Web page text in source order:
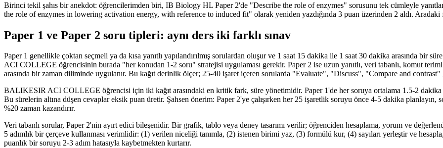
Birinci tekil şahıs bir anekdot: öğrencilerimden biri, IB Biology HL Paper 2'de "Describe the role of enzymes" sorusunu tek cümleyle
the role of enzymes in lowering activation energy, with reference to induced fit" olarak yeniden yazdığında 3 puan üzerinden 2 aldı.
Paper 1 ve Paper 2 soru tipleri: aynı ders iki farklı sınav
Paper 1 genellikle çoktan seçmeli ya da kısa yanıtlı yapılandırılmış sorulardan oluşur ve 1 saat 15 dakika ile 1 saat 30 dakika arasında bir
ACI COLLEGE öğrencisinin burada "her konudan 1-2 soru" stratejisi uygulaması gerekir. Paper 2 ise uzun yanıtlı, veri tabanlı, komut
arasında bir zaman diliminde uygulanır. Bu kağıt derinlik ölçer; 25-40 işaret içeren sorularda "Evaluate", "Discuss", "Compare and
BALIKESIR ACI COLLEGE öğrencisi için iki kağıt arasındaki en kritik fark, süre yönetimidir. Paper 1'de her soruya ortalama 1.5-2 dakika
Bu sürelerin altına düşen cevaplar eksik puan üretir. Şahsen önerim: Paper 2'ye çalışırken her 25 işaretlik soruyu önce 4-5 dakika
%20 zaman kazandırır.
Veri tabanlı sorular, Paper 2'nin ayırt edici bileşenidir. Bir grafik, tablo veya deney tasarımı verilir; öğrenciden hesaplama, yorum ve
5 adımlık bir çerçeve kullanması verimlidir: (1) verilen niceliği tanımla, (2) istenen birimi yaz, (3) formülü kur, (4) sayıları yerleştir ve
puanlık bir soruyu 2-3 adım hatasıyla kaybetmekten kurtarır.